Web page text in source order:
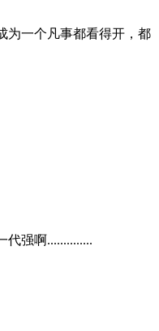
为一个凡事都看得开，都
强啊..............